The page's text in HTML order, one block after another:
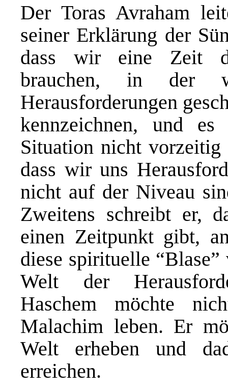
Der Toras Avraham
seiner Erklärung der
dass wir eine Zeit
brauchen, in der
Herausforderungen
kennzeichnen, und
Situation nicht vorzeitig
dass wir uns
nicht auf der Niveau
Zweitens schreibt er,
einen Zeitpunkt gibt,
diese spirituelle
Welt der
Haschem möchte
Malachim leben. Er
Welt erheben und
erreichen.